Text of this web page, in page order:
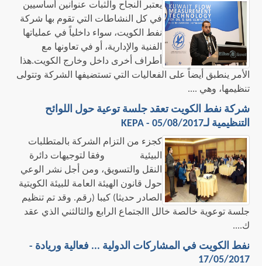
​يعتبر النجاح والثبات عنوانين أساسيين
في كل النشاطات التي تقوم بها شركة
نفط الكويت، سواء داخلياً في عملياتها
الفنية والإدارية، أو في تعاونها مع
أطراف أخرى داخل وخارج الكويت.هذا
الأمر ينطبق أيضاً على الفعاليات التي تستضيفها الشركة وتتولى
تنظيمها، وهي ....
شركة نفط الكويت تعقد جلسة توعية حول اللوائح
التنظيمية لـKEPA - 05/08/2017
كجزء من التزام الشركة بالمتطلبات
البيئية وفقا لتوجيهات دائرة
النقل والتسويق، ومن أجل نشر الوعي
حول قانون الهيئة العامة للبيئة الكويتية
الصادر حديثا) كيبا (رقم. وقد تم تنظيم
جلسة توعوية خالصة خالل االجتماع الرابع والثالثني الذي عقد
ك....
نفط الكويت في المشاركات الدولية ... فعالية وريادة -
17/05/2017